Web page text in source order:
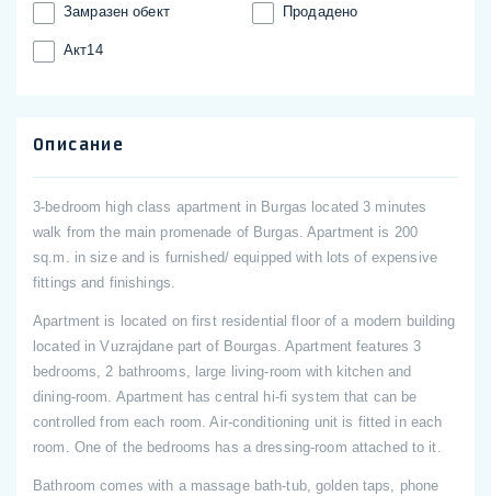
Замразен обект Продадено
Акт14
Описание
3-bedroom high class apartment in Burgas located 3 minutes
walk from the main promenade of Burgas. Apartment is 200
sq.m. in size and is furnished/ equipped with lots of expensive
fittings and finishings.
Apartment is located on first residential floor of a modern building
located in Vuzrajdane part of Bourgas. Apartment features 3
bedrooms, 2 bathrooms, large living-room with kitchen and
dining-room. Apartment has central hi-fi system that can be
controlled from each room. Air-conditioning unit is fitted in each
room. One of the bedrooms has a dressing-room attached to it.
Bathroom comes with a massage bath-tub, golden taps, phone